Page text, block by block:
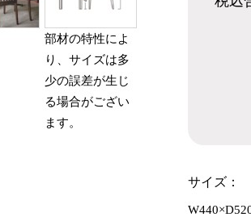
部材の特性によ
り、サイズは多
少の誤差が生じ
る場合がござい
ます。
サイズ：